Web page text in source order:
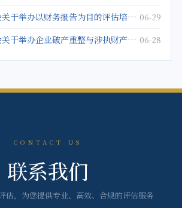
中国资产评估协会关于举办以财务报告为目的评估培训班的通知 06-29
中国资产评估协会关于举办企业破产重整与涉执财产评估培训班的通知 06-28
CONTACT US
联系我们
估，为您提供专业、高效、合规的评估服务